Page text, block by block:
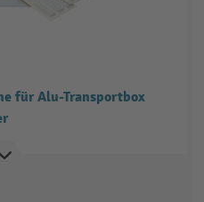
für Alu-Transportbox